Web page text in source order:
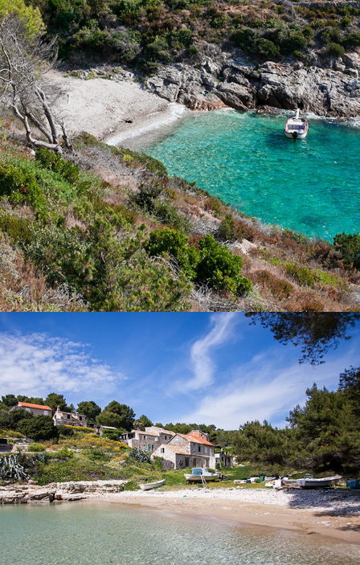
Plaža Žukamice udaljena je svega 10 minuta vožnje s našim
brzim taxi brodom. To je manja plaža idealna za obiteljsko
druženje i uživanje u bistrom moru.
SALBUNORA (BIŠEVO)
Plaža Salbunara prekrasna je pješćana plaža. Nalazi se na
otoku Biševu. Vožnja iz Komiže traje 15 minuta s našim brzim
taxi brodom.
x